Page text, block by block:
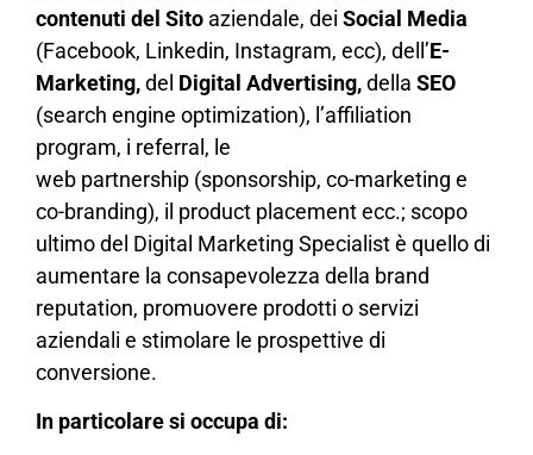
contenuti del Sito aziendale, dei Social Media
(Facebook, Linkedin, Instagram, ecc), dell’E-
Marketing,del Digital Advertising,della SEO
(search engine optimization), l’affiliation
program, i referral, le
web partnership (sponsorship, co-marketing e
co-branding), il product placement ecc.; scopo
ultimo del Digital Marketing Specialist è quello di
aumentare la consapevolezza della brand
reputation, promuovere prodotti o servizi
aziendali e stimolare le prospettive di
conversione.
In particolare si occupa di: